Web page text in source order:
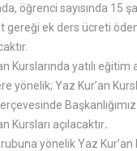
öğrenci sayısında 15
gereği ek ders ücreti
Kurslarında yatılı
yönelik; Yaz Kur’an
Başkanlığımız
Kursları açılacaktır.
yönelik Yaz Kur’an